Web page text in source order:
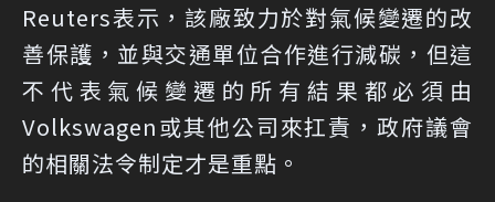
Reuters表示，該廠致力於對氣候變遷的改
善保護，並與交通單位合作進行減碳，但這
不代表氣候變遷的所有結果都必須由
Volkswagen或其他公司來扛責，政府議會
的相關法令制定才是重點。